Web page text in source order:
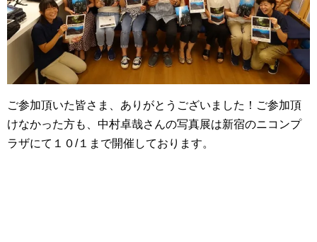
ご参加頂いた皆さま、ありがとうございました！ご参加頂
けなかった方も、中村卓哉さんの写真展は新宿のニコンプ
ラザにて１０/１まで開催しております。